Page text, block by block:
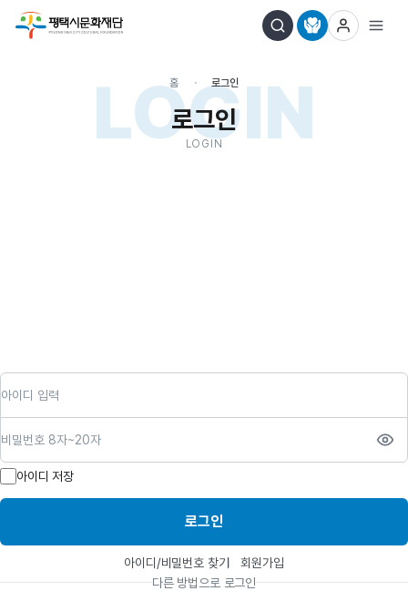
LOGIN
홈 로그인
로그인
LOGIN
아이디 저장
로그인
아이디/비밀번호 찾기
회원가입
다른 방법으로 로그인